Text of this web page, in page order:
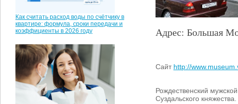
Как считать расход воды по счётчику в
квартире: формула, сроки передачи и
коэффициенты в 2026 году
Адрес: Большая
Сайт http://
Рождественский
Суздальского княжества.